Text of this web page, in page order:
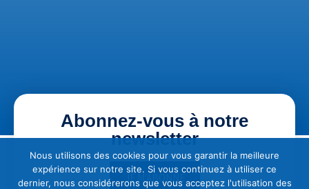
Abonnez-vous à notre
newsletter
JE M'ABONNE
Nous utilisons des cookies pour vous garantir la meilleure
expérience sur notre site. Si vous continuez à utiliser ce
dernier, nous considérerons que vous acceptez l'utilisation des